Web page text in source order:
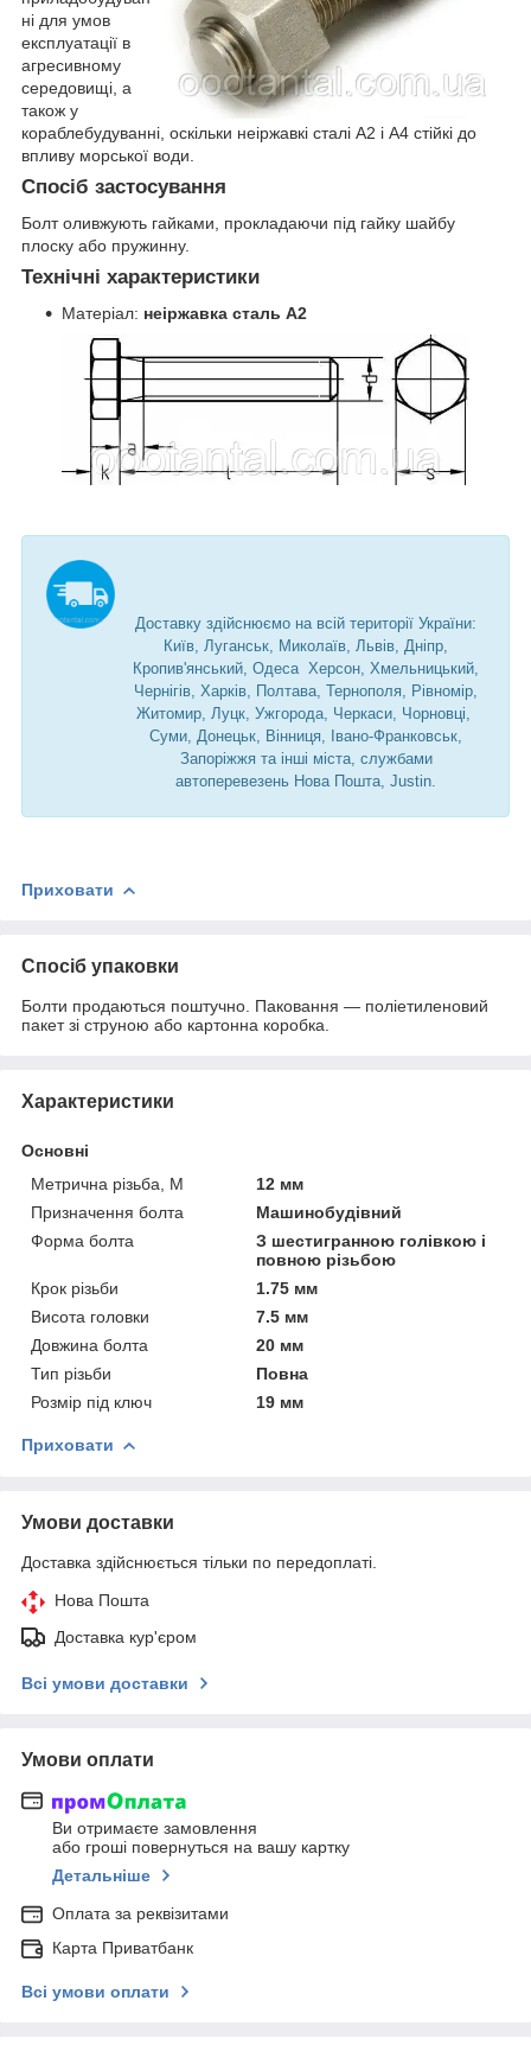
ні для умов
експлуатації в
агресивному
середовищі, а
також у
кораблебудуванні, оскільки неіржавкі сталі А2 і А4 стійкі до
впливу морської води.
Спосіб застосування
Болт оливжують гайками, прокладаючи під гайку шайбу
плоску або пружинну.
Технічні характеристики
Матеріал: неіржавка сталь А2
Доставку здійснюємо на всій території України:
Київ, Луганськ, Миколаїв, Львів, Дніпр,
Кропив'янський, Одеса Херсон, Хмельницький,
Чернігів, Харків, Полтава, Тернополя, Рівномір,
Житомир, Луцк, Ужгорода, Черкаси, Чорновці,
Суми, Донецьк, Вінниця, Івано-Франковськ,
Запоріжжя та інші міста, службами
автоперевезень Нова Пошта, Justin.
Приховати
Спосіб упаковки
Болти продаються поштучно. Паковання — поліетиленовий
пакет зі струною або картонна коробка.
Характеристики
Основні
Метрична різьба, М
12 мм
Призначення болта
Машинобудівний
Форма болта
З шестигранною голівкою і
повною різьбою
Крок різьби
1.75 мм
Висота головки
7.5 мм
Довжина болта
20 мм
Тип різьби
Повна
Розмір під ключ
19 мм
Приховати
Умови доставки
Доставка здійснюється тільки по передоплаті.
Нова Пошта
Доставка кур'єром
Всі умови доставки
Умови оплати
Ви отримаєте замовлення
або гроші повернуться на вашу картку
Детальніше
Оплата за реквізитами
Карта Приватбанк
Всі умови оплати